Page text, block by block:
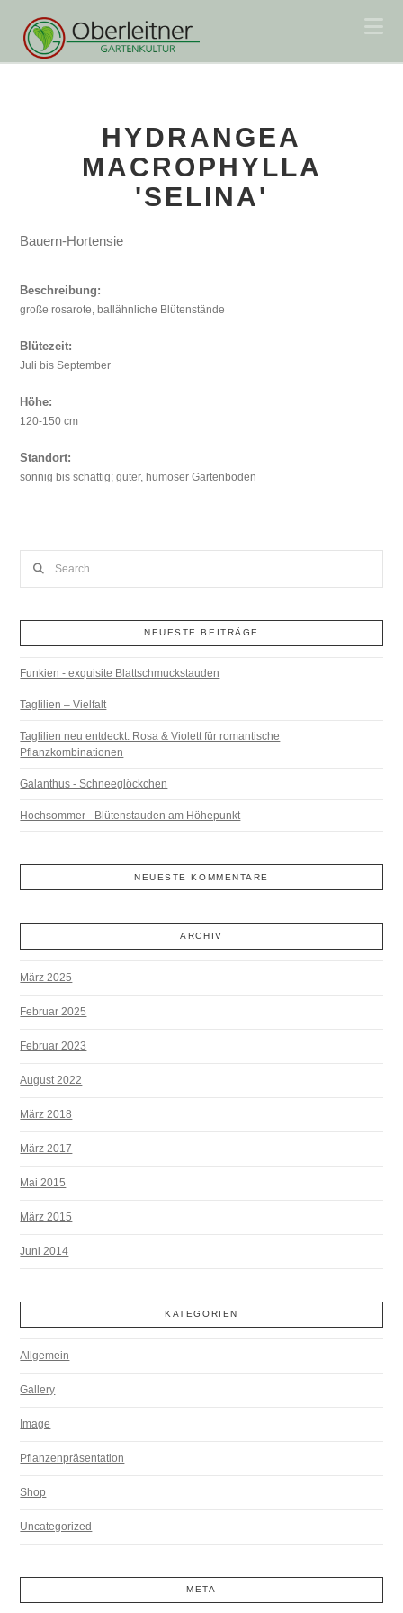
HYDRANGEA
MACROPHYLLA
'SELINA'
Bauern-Hortensie
Beschreibung:
große rosarote, ballähnliche Blütenstände
Blütezeit:
Juli bis September
Höhe:
120-150 cm
Standort:
sonnig bis schattig; guter, humoser Gartenboden
NEUESTE BEITRÄGE
Funkien - exquisite Blattschmuckstauden
Taglilien – Vielfalt
Taglilien neu entdeckt: Rosa & Violett für romantische
Pflanzkombinationen
Galanthus - Schneeglöckchen
Hochsommer - Blütenstauden am Höhepunkt
NEUESTE KOMMENTARE
ARCHIV
März 2025
Februar 2025
Februar 2023
August 2022
März 2018
März 2017
Mai 2015
März 2015
Juni 2014
KATEGORIEN
Allgemein
Gallery
Image
Pflanzenpräsentation
Shop
Uncategorized
META